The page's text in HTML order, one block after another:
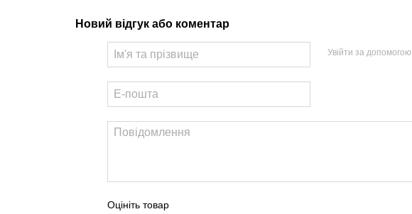
Новий відгук або коментар
Увійти за допомогою
Оцініть товар